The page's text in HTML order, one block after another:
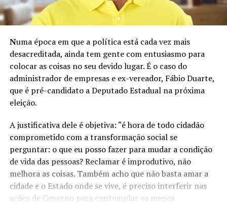
Numa época em que a política está cada vez mais
desacreditada, ainda tem gente com entusiasmo para
colocar as coisas no seu devido lugar. É o caso do
administrador de empresas e ex-vereador, Fábio Duarte,
que é pré-candidato a Deputado Estadual na próxima
eleição.
A justificativa dele é objetiva: “é hora de todo cidadão
comprometido com a transformação social se
perguntar: o que eu posso fazer para mudar a condição
de vida das pessoas? Reclamar é improdutivo, não
melhora as coisas. Também acho que não basta amar a
cidade e o Estado onde se vive, é preciso interferir nas
ações de Governo para contemplar os menos